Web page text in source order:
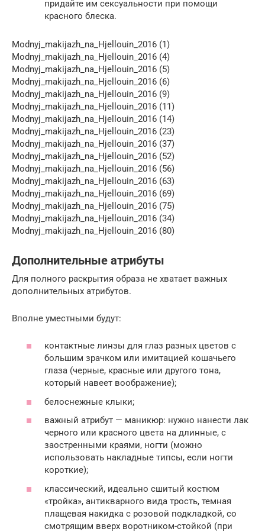
придайте им сексуальности при помощи
красного блеска.
Modnyj_makijazh_na_Hjellouin_2016 (1)
Modnyj_makijazh_na_Hjellouin_2016 (4)
Modnyj_makijazh_na_Hjellouin_2016 (5)
Modnyj_makijazh_na_Hjellouin_2016 (6)
Modnyj_makijazh_na_Hjellouin_2016 (9)
Modnyj_makijazh_na_Hjellouin_2016 (11)
Modnyj_makijazh_na_Hjellouin_2016 (14)
Modnyj_makijazh_na_Hjellouin_2016 (23)
Modnyj_makijazh_na_Hjellouin_2016 (37)
Modnyj_makijazh_na_Hjellouin_2016 (52)
Modnyj_makijazh_na_Hjellouin_2016 (56)
Modnyj_makijazh_na_Hjellouin_2016 (63)
Modnyj_makijazh_na_Hjellouin_2016 (69)
Modnyj_makijazh_na_Hjellouin_2016 (75)
Modnyj_makijazh_na_Hjellouin_2016 (34)
Modnyj_makijazh_na_Hjellouin_2016 (80)
Дополнительные атрибуты
Для полного раскрытия образа не хватает важных
дополнительных атрибутов.
Вполне уместными будут:
контактные линзы для глаз разных цветов с
большим зрачком или имитацией кошачьего
глаза (черные, красные или другого тона,
который навеет воображение);
белоснежные клыки;
важный атрибут — маникюр: нужно нанести лак
черного или красного цвета на длинные, с
заостренными краями, ногти (можно
использовать накладные типсы, если ногти
короткие);
классический, идеально сшитый костюм
«тройка», антикварного вида трость, темная
плащевая накидка с розовой подкладкой, со
смотрящим вверх воротником-стойкой (при